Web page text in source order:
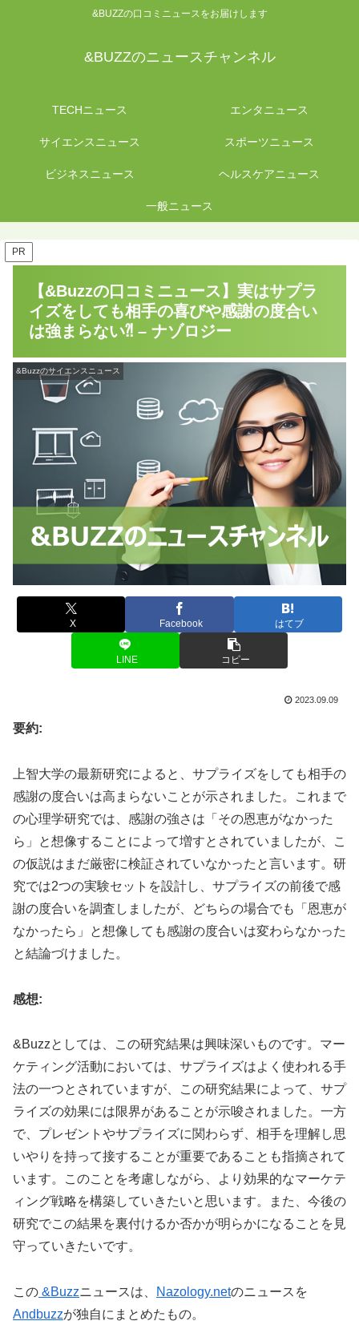
&BUZZの口コミニュースをお届けします
&BUZZのニュースチャンネル
TECHニュース エンタニュース
サイエンスニュース スポーツニュース
ビジネスニュース ヘルスケアニュース
一般ニュース
PR
【&Buzzの口コミニュース】実はサプラ
イズをしても相手の喜びや感謝の度合い
は強まらない⁈ – ナゾロジー
&Buzzのサイエンスニュース
X Facebook はてブ
LINE コピー
2023.09.09
要約:
上智大学の最新研究によると、サプライズをしても相手の
感謝の度合いは高まらないことが示されました。これまで
の心理学研究では、感謝の強さは「その恩恵がなかった
ら」と想像することによって増すとされていましたが、こ
の仮説はまだ厳密に検証されていなかったと言います。研
究では2つの実験セットを設計し、サプライズの前後で感
謝の度合いを調査しましたが、どちらの場合でも「恩恵が
なかったら」と想像しても感謝の度合いは変わらなかった
と結論づけました。
感想:
&Buzzとしては、この研究結果は興味深いものです。マー
ケティング活動においては、サプライズはよく使われる手
法の一つとされていますが、この研究結果によって、サプ
ライズの効果には限界があることが示唆されました。一方
で、プレゼントやサプライズに関わらず、相手を理解し思
いやりを持って接することが重要であることも指摘されて
います。このことを考慮しながら、より効果的なマーケテ
ィング戦略を構築していきたいと思います。また、今後の
研究でこの結果を裏付けるか否かが明らかになることを見
守っていきたいです。
この &Buzzニュースは、 Nazology.netのニュースを
Andbuzzが独自にまとめたもの。